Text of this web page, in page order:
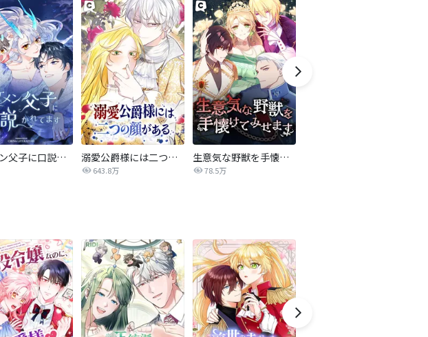
イケメン父子に口説かれてます 溺愛公爵様には二つの顔がある
643.8万
生意気な野獣を手懐けてみせます
78.5万